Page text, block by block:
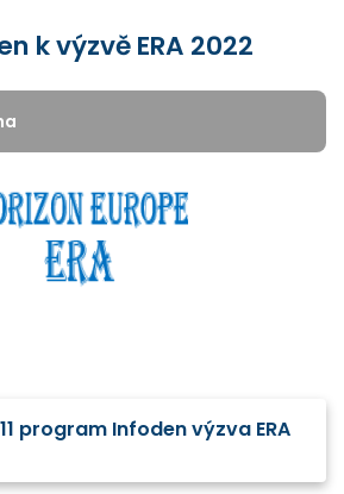
k výzvě ERA 2022
program Infoden výzva ERA